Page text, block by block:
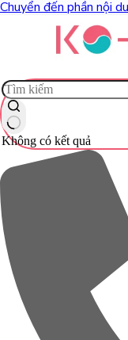
Chuyển đến phần nội
Không có kết quả